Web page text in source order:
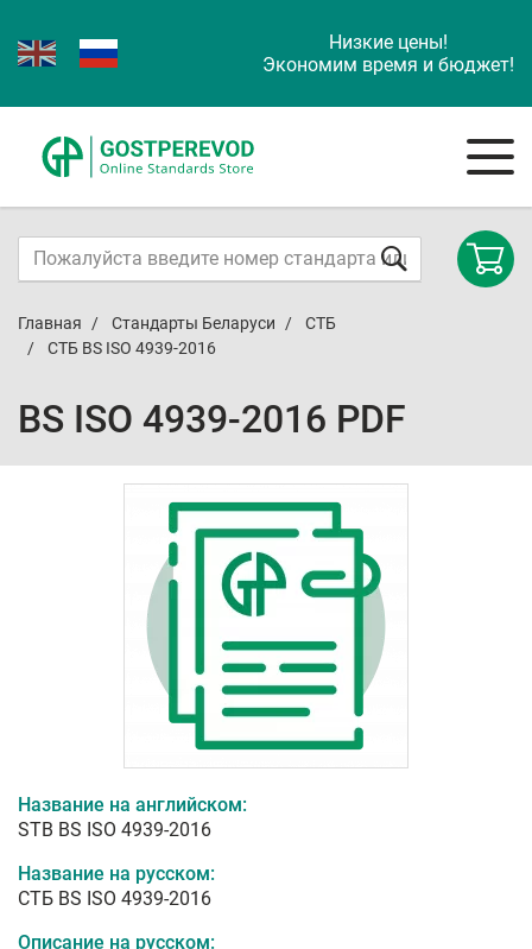
Низкие цены!
Экономим время и бюджет!
Главная Стандарты Беларуси
СТБ
СТБ BS ISO 4939-2016
BS ISO 4939-2016 PDF
Название на английском:
STB BS ISO 4939-2016
Название на русском:
СТБ BS ISO 4939-2016
Описание на русском: